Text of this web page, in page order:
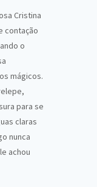
Cristina
contação
o
mágicos.
para se
claras
nunca
achou